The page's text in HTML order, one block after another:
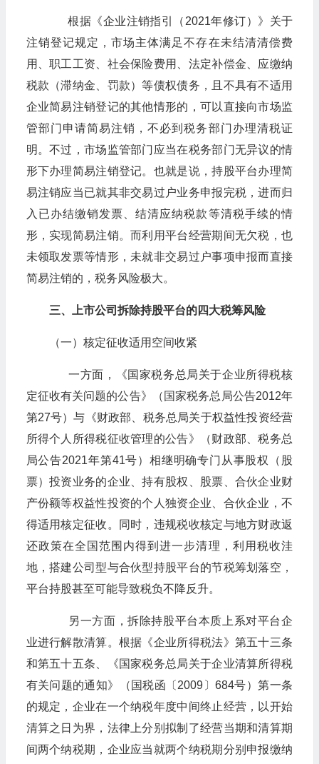
根据《企业注销指引（2021年修订）》关于
注销登记规定，市场主体满足不存在未结清清偿费
用、职工工资、社会保险费用、法定补偿金、应缴纳
税款（滞纳金、罚款）等债权债务，且不具有不适用
企业简易注销登记的其他情形的，可以直接向市场监
管部门申请简易注销，不必到税务部门办理清税证
明。不过，市场监管部门应当在税务部门无异议的情
形下办理简易注销登记。也就是说，持股平台办理简
易注销应当已就其非交易过户业务申报完税，进而归
入已办结缴销发票、结清应纳税款等清税手续的情
形，实现简易注销。而利用平台经营期间无欠税，也
未领取发票等情形，未就非交易过户事项申报而直接
简易注销的，税务风险极大。
三、上市公司拆除持股平台的四大税筹风险
（一）核定征收适用空间收紧
一方面，《国家税务总局关于企业所得税核
定征收有关问题的公告》（国家税务总局公告2012年
第27号）与《财政部、税务总局关于权益性投资经营
所得个人所得税征收管理的公告》（财政部、税务总
局公告2021年第41号）相继明确专门从事股权（股
票）投资业务的企业、持有股权、股票、合伙企业财
产份额等权益性投资的个人独资企业、合伙企业，不
得适用核定征收。同时，违规税收核定与地方财政返
还政策在全国范围内得到进一步清理，利用税收洼
地，搭建公司型与合伙型持股平台的节税筹划落空，
平台持股甚至可能导致税负不降反升。
另一方面，拆除持股平台本质上系对平台企
业进行解散清算。根据《企业所得税法》第五十三条
和第五十五条、《国家税务总局关于企业清算所得税
有关问题的通知》（国税函〔2009〕684号）第一条
的规定，企业在一个纳税年度中间终止经营，以开始
清算之日为界，法律上分别拟制了经营当期和清算期
间两个纳税期，企业应当就两个纳税期分别申报缴纳